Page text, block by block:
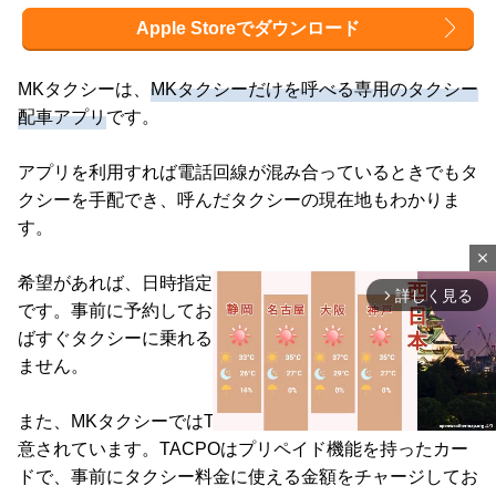
Apple Storeでダウンロード
MKタクシーは、 MKタクシーだけを呼べる専用のタクシー
配車アプリです。
アプリを利用すれば電話回線が混み合っているときでもタ
クシーを手配でき、呼んだタクシーの現在地もわかりま
す。
希望があれば、日時指定をしてタクシーを呼べるのも特徴
です。事前に予約しておけば乗車時間に乗車地点へ向かえ
ばすぐタクシーに乗れるため、タクシーを待つ必要があり
ません。
また、MKタクシーではTACPOという便利な決済方法が用
意されています。TACPOはプリペイド機能を持ったカー
ドで、事前にタクシー料金に使える金額をチャージしてお
close
arrow_forward_ios 詳しく見る